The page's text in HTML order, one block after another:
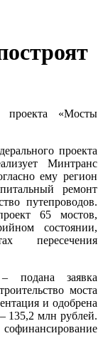
проекта «Мосты
проекта
Минтранс
ему регион
ремонт
путепроводов.
65 мостов,
состоянии,
подана заявка
моста
и одобрена
135,2 млн рублей.